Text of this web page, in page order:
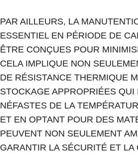
PAR AILLEURS, LA
ESSENTIEL EN PÉRIODE DE
ÊTRE CONÇUES POUR
CELA IMPLIQUE NON
DE RÉSISTANCE THERMIQUE
STOCKAGE APPROPRIÉES
NÉFASTES DE LA
ET EN OPTANT POUR DES
PEUVENT NON SEULEMENT
GARANTIR LA SÉCURITÉ ET